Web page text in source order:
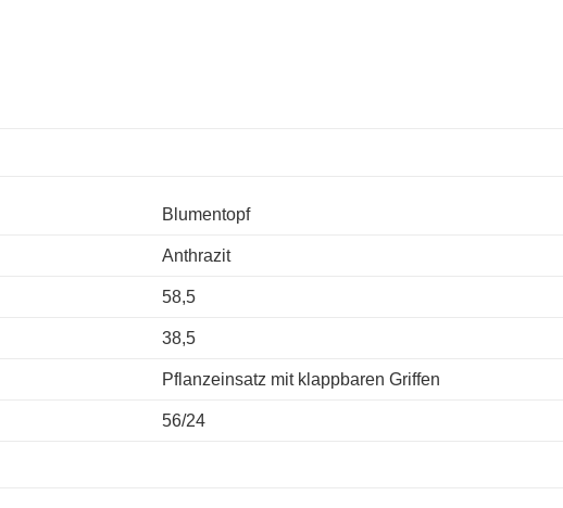
Blumentopf
Anthrazit
58,5
38,5
Pflanzeinsatz mit klappbaren Griffen
56/24